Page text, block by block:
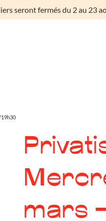
seront fermés du 2 au 23
mars